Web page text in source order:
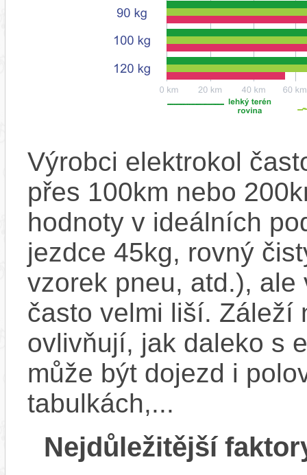
Výrobci elektrokol
přes 100km nebo
hodnoty v ideálních
jezdce 45kg, rovný
vzorek pneu, atd.),
často velmi liší. Záleží
ovlivňují, jak daleko s
může být dojezd i
tabulkách,...
Nejdůležitější